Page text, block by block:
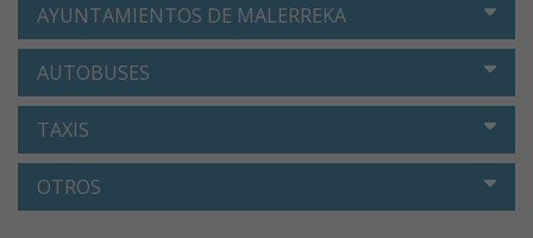
AYUNTAMIENTOS DE MALERREKA
AUTOBUSES
TAXIS
OTROS